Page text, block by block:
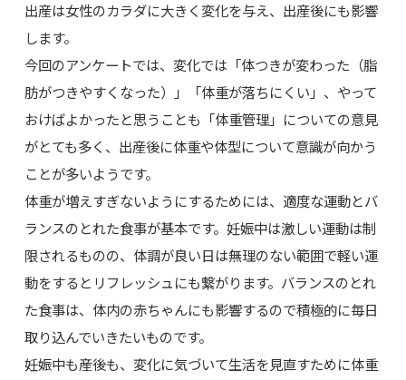
出産は女性のカラダに大きく変化を与え、出産後にも影響
します。
今回のアンケートでは、変化では「体つきが変わった（脂
肪がつきやすくなった）」「体重が落ちにくい」、やって
おけばよかったと思うことも「体重管理」についての意見
がとても多く、出産後に体重や体型について意識が向かう
ことが多いようです。
体重が増えすぎないようにするためには、適度な運動とバ
ランスのとれた食事が基本です。妊娠中は激しい運動は制
限されるものの、体調が良い日は無理のない範囲で軽い運
動をするとリフレッシュにも繋がります。バランスのとれ
た食事は、体内の赤ちゃんにも影響するので積極的に毎日
取り込んでいきたいものです。
妊娠中も産後も、変化に気づいて生活を見直すために体重